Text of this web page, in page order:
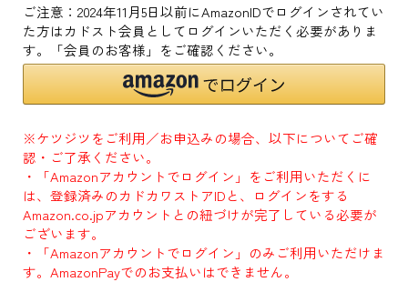
ご注意：2024年11月5日以前にAmazonIDでログインされてい
た方はカドスト会員としてログインいただく必要がありま
す。「会員のお客様」をご確認ください。
※ケツジツをご利用／お申込みの場合、以下についてご確
認・ご了承ください。
・「Amazonアカウントでログイン」をご利用いただくに
は、登録済みのカドカワストアIDと、ログインをする
Amazon.co.jpアカウントとの紐づけが完了している必要が
ございます。
・「Amazonアカウントでログイン」のみご利用いただけま
す。AmazonPayでのお支払いはできません。